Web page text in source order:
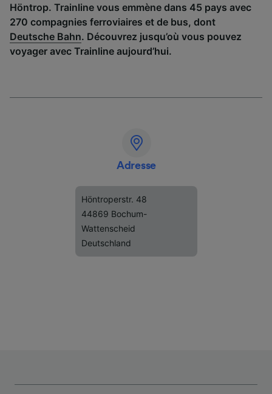
Höntrop. Trainline vous emmène dans 45 pays avec
270 compagnies ferroviaires et de bus, dont
Deutsche Bahn. Découvrez jusqu’où vous pouvez
voyager avec Trainline aujourd’hui.
Adresse
Höntroperstr. 48
44869 Bochum-
Wattenscheid
Deutschland